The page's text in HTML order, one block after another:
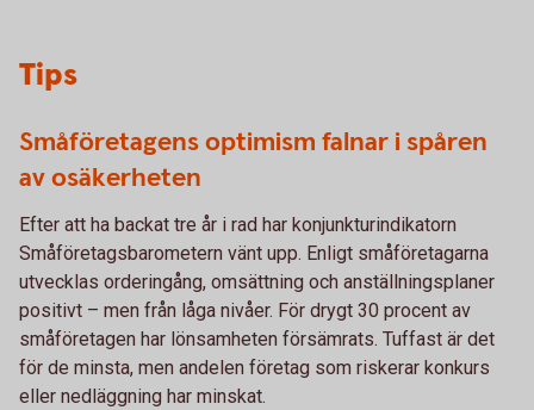
Tips
Småföretagens optimism falnar i spåren
av osäkerheten
Efter att ha backat tre år i rad har konjunkturindikatorn
Småföretagsbarometern vänt upp. Enligt småföretagarna
utvecklas orderingång, omsättning och anställningsplaner
positivt – men från låga nivåer. För drygt 30 procent av
småföretagen har lönsamheten försämrats. Tuffast är det
för de minsta, men andelen företag som riskerar konkurs
eller nedläggning har minskat.